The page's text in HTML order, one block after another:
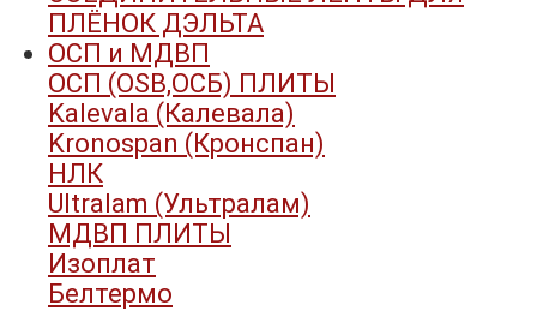
ПЛЁНОК ДЭЛЬТА
ОСП и МДВП
ОСП (OSB,ОСБ) ПЛИТЫ
Kalevala (Калевала)
Kronospan (Кронспан)
НЛК
Ultralam (Ультралам)
МДВП ПЛИТЫ
Изоплат
Белтермо